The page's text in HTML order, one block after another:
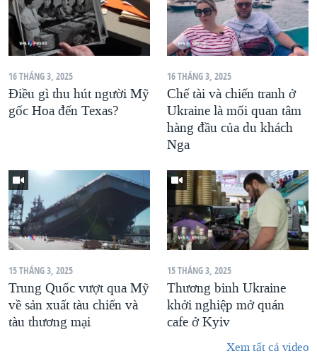
16 THÁNG 3, 2025
Điều gì thu hút người Mỹ
gốc Hoa đến Texas?
16 THÁNG 3, 2025
Chế tài và chiến tranh ở
Ukraine là mối quan tâm
hàng đầu của du khách
Nga
15 THÁNG 3, 2025
Trung Quốc vượt qua Mỹ
về sản xuất tàu chiến và
tàu thương mại
15 THÁNG 3, 2025
Thương binh Ukraine
khởi nghiệp mở quán
cafe ở Kyiv
Xem tất cả video